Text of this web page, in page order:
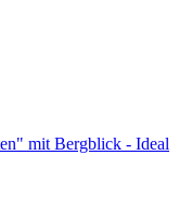
mit Bergblick - Ideal